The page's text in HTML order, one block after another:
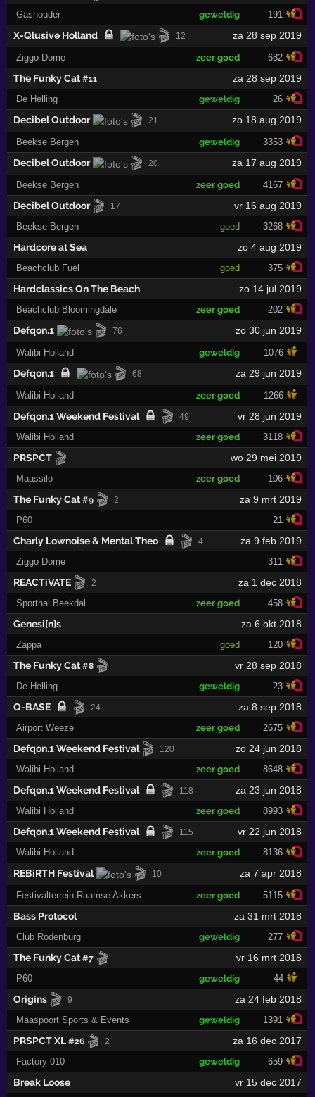
Gashouder geweldig 191
X-Qlusive Holland 🎬 12 za 28 sep 2019
Ziggo Dome zeer goed 682
The Funky Cat #11 za 28 sep 2019
De Helling geweldig 26
Decibel Outdoor 🎬 21 zo 18 aug 2019
Beekse Bergen geweldig 3353
Decibel Outdoor 🎬 20 za 17 aug 2019
Beekse Bergen zeer goed 4167
Decibel Outdoor 🎬 17 vr 16 aug 2019
Beekse Bergen goed 3268
Hardcore at Sea zo 4 aug 2019
Beachclub Fuel goed 375
Hardclassics On The Beach zo 14 jul 2019
Beachclub Bloomingdale zeer goed 202
Defqon.1 🎬 76 zo 30 jun 2019
Walibi Holland geweldig 1076
Defqon.1 🎬 68 za 29 jun 2019
Walibi Holland zeer goed 1266
Defqon.1 Weekend Festival 🎬 49 vr 28 jun 2019
Walibi Holland zeer goed 3118
PRSPCT 🎬 wo 29 mei 2019
Maassilo zeer goed 106
The Funky Cat #9 🎬 2 za 9 mrt 2019
P60 21
Charly Lownoise & Mental Theo 🎬 4 za 9 feb 2019
Ziggo Dome 311
REACTiVATE 🎬 2 za 1 dec 2018
Sporthal Beekdal zeer goed 458
Genesi[n]s za 6 okt 2018
Zappa goed 120
The Funky Cat #8 🎬 vr 28 sep 2018
De Helling geweldig 23
Q-BASE 🎬 24 za 8 sep 2018
Airport Weeze zeer goed 2675
Defqon.1 Weekend Festival 🎬 120 zo 24 jun 2018
Walibi Holland zeer goed 8648
Defqon.1 Weekend Festival 🎬 118 za 23 jun 2018
Walibi Holland zeer goed 8993
Defqon.1 Weekend Festival 🎬 115 vr 22 jun 2018
Walibi Holland zeer goed 8136
REBiRTH Festival 🎬 10 za 7 apr 2018
Festivalterrein Raamse Akkers zeer goed 5115
Bass Protocol za 31 mrt 2018
Club Rodenburg geweldig 277
The Funky Cat #7 🎬 vr 16 mrt 2018
P60 geweldig 44
Origins 🎬 9 za 24 feb 2018
Maaspoort Sports & Events geweldig 1391
PRSPCT XL #26 🎬 2 za 16 dec 2017
Factory 010 geweldig 659
Break Loose vr 15 dec 2017